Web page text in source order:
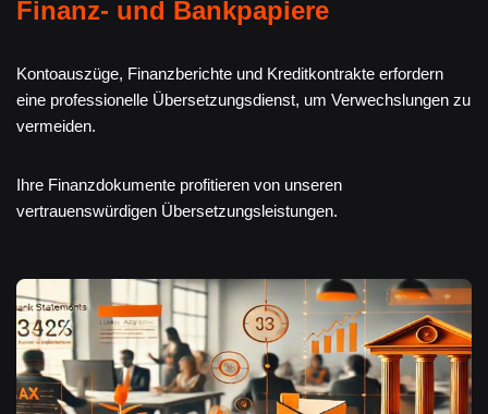
Finanz- und Bankpapiere
Kontoauszüge, Finanzberichte und Kreditkontrakte erfordern
eine professionelle Übersetzungsdienst, um Verwechslungen zu
vermeiden.
Ihre Finanzdokumente profitieren von unseren
vertrauenswürdigen Übersetzungsleistungen.